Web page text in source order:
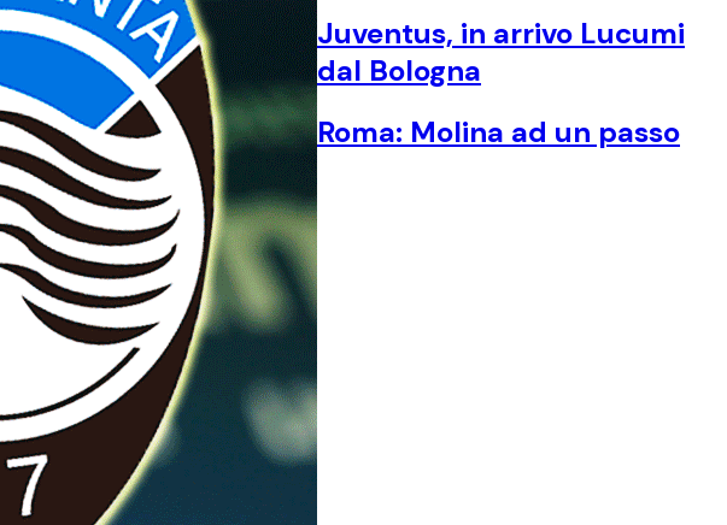
Juventus, in arrivo Lucumi
dal Bologna
Roma: Molina ad un passo